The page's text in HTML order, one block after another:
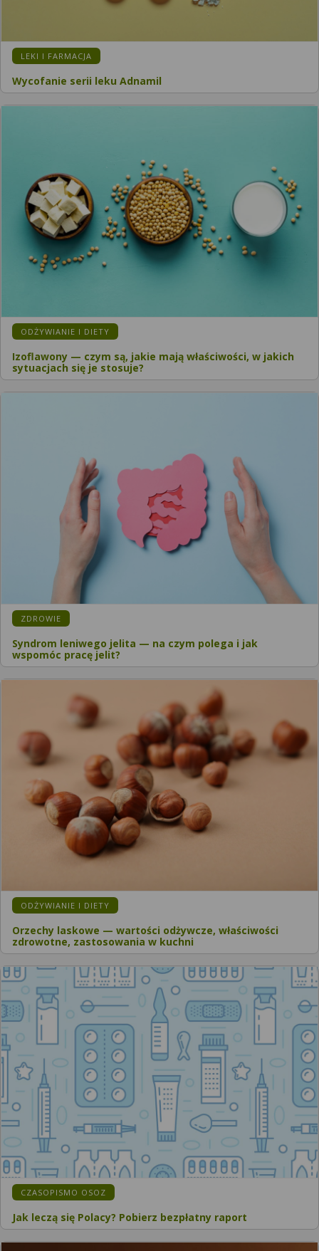
LEKI I FARMACJA
Wycofanie serii leku Adnamil
ODŻYWIANIE I DIETY
Izoflawony — czym są, jakie mają właściwości, w jakich
sytuacjach się je stosuje?
ZDROWIE
Syndrom leniwego jelita — na czym polega i jak
wspomóc pracę jelit?
ODŻYWIANIE I DIETY
Orzechy laskowe — wartości odżywcze, właściwości
zdrowotne, zastosowania w kuchni
CZASOPISMO OSOZ
Jak leczą się Polacy? Pobierz bezpłatny raport